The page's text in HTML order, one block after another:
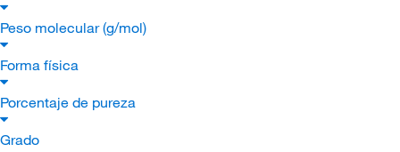
Peso molecular (g/mol)
Forma física
Porcentaje de pureza
Grado